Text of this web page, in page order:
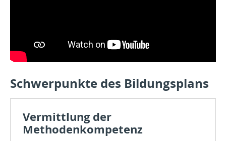
Schwerpunkte des Bildungsplans
Vermittlung der
Methodenkompetenz